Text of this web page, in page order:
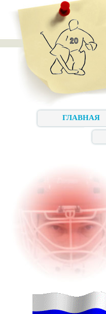
ГЛАВНАЯ